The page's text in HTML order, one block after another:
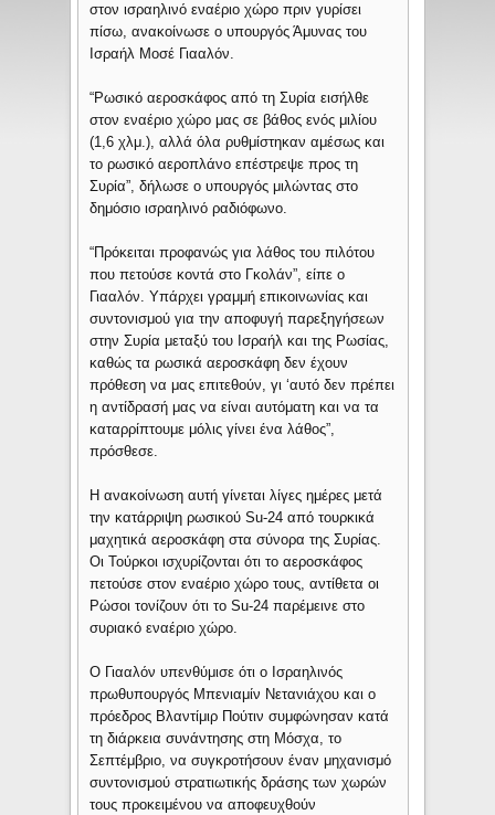
στον ισραηλινό εναέριο χώρο πριν γυρίσει
πίσω, ανακοίνωσε ο υπουργός Άμυνας του
Ισραήλ Μοσέ Γιααλόν.
“Ρωσικό αεροσκάφος από τη Συρία εισήλθε
στον εναέριο χώρο μας σε βάθος ενός μιλίου
(1,6 χλμ.), αλλά όλα ρυθμίστηκαν αμέσως και
το ρωσικό αεροπλάνο επέστρεψε προς τη
Συρία”, δήλωσε ο υπουργός μιλώντας στο
δημόσιο ισραηλινό ραδιόφωνο.
“Πρόκειται προφανώς για λάθος του πιλότου
που πετούσε κοντά στο Γκολάν”, είπε ο
Γιααλόν. Υπάρχει γραμμή επικοινωνίας και
συντονισμού για την αποφυγή παρεξηγήσεων
στην Συρία μεταξύ του Ισραήλ και της Ρωσίας,
καθώς τα ρωσικά αεροσκάφη δεν έχουν
πρόθεση να μας επιτεθούν, γι ‘αυτό δεν πρέπει
η αντίδρασή μας να είναι αυτόματη και να τα
καταρρίπτουμε μόλις γίνει ένα λάθος”,
πρόσθεσε.
Η ανακοίνωση αυτή γίνεται λίγες ημέρες μετά
την κατάρριψη ρωσικού Su-24 από τουρκικά
μαχητικά αεροσκάφη στα σύνορα της Συρίας.
Οι Τούρκοι ισχυρίζονται ότι το αεροσκάφος
πετούσε στον εναέριο χώρο τους, αντίθετα οι
Ρώσοι τονίζουν ότι το Su-24 παρέμεινε στο
συριακό εναέριο χώρο.
Ο Γιααλόν υπενθύμισε ότι ο Ισραηλινός
πρωθυπουργός Μπενιαμίν Νετανιάχου και ο
πρόεδρος Βλαντίμιρ Πούτιν συμφώνησαν κατά
τη διάρκεια συνάντησης στη Μόσχα, το
Σεπτέμβριο, να συγκροτήσουν έναν μηχανισμό
συντονισμού στρατιωτικής δράσης των χωρών
τους προκειμένου να αποφευχθούν